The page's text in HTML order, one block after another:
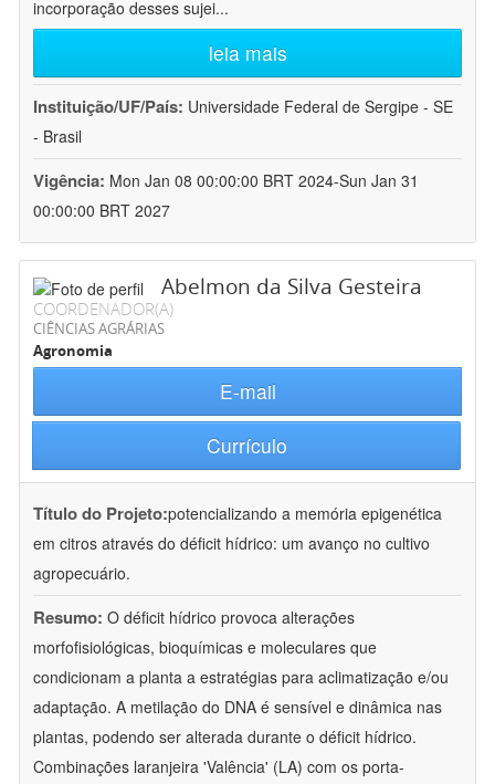
incorporação desses sujei...
leia mais
Instituição/UF/País: Universidade Federal de Sergipe - SE
- Brasil
Vigência: Mon Jan 08 00:00:00 BRT 2024-Sun Jan 31
00:00:00 BRT 2027
Abelmon da Silva Gesteira
COORDENADOR(A)
CIÊNCIAS AGRÁRIAS
Agronomia
E-mail
Currículo
Título do Projeto:potencializando a memória epigenética
em citros através do déficit hídrico: um avanço no cultivo
agropecuário.
Resumo: O déficit hídrico provoca alterações
morfofisiológicas, bioquímicas e moleculares que
condicionam a planta a estratégias para aclimatização e/ou
adaptação. A metilação do DNA é sensível e dinâmica nas
plantas, podendo ser alterada durante o déficit hídrico.
Combinações laranjeira 'Valência' (LA) com os porta-